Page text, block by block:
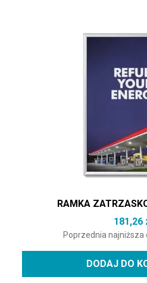
RAMKA
181,26
Poprzednia najniższa
DODAJ DO